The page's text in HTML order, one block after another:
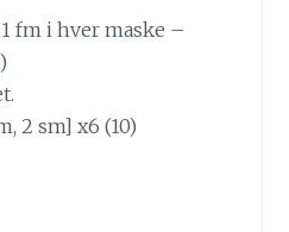
1 fm i hver maske –
2 sm] x6 (10)